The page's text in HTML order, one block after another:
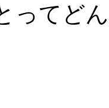
ってど